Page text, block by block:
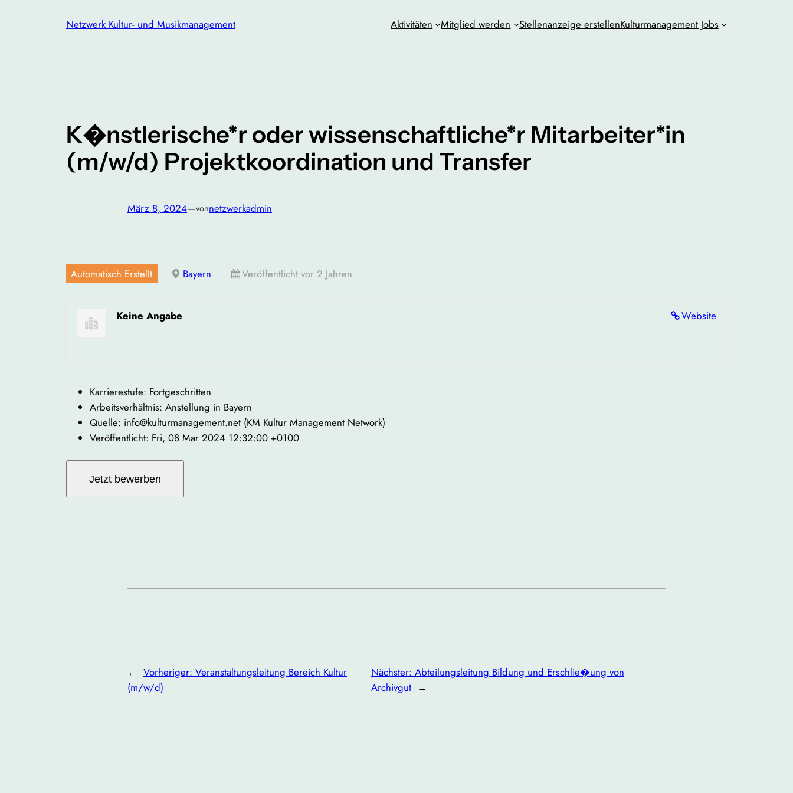
Netzwerk Kultur- und Musikmanagement Aktivitäten Mitglied werden Stellenanzeige erstellenKulturmanagement Jobs
K�nstlerische*r oder wissenschaftliche*r Mitarbeiter*in
(m/w/d) Projektkoordination und Transfer
März 8, 2024—vonnetzwerkadmin
Automatisch Erstellt Bayern Veröffentlicht vor 2 Jahren
Website
Keine Angabe
Karrierestufe: Fortgeschritten
Arbeitsverhältnis: Anstellung in Bayern
Quelle: info@kulturmanagement.net (KM Kultur Management Network)
Veröffentlicht: Fri, 08 Mar 2024 12:32:00 +0100
← Vorheriger: Veranstaltungsleitung Bereich Kultur
(m/w/d)
Nächster:Abteilungsleitung Bildung und Erschlie�ung von
Archivgut →